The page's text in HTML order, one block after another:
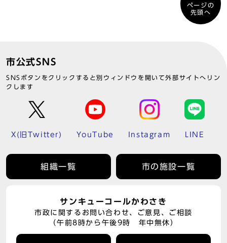
ページの
先頭へ
市公式SNS
SNSボタンをクリックすると別ウィンドウを開いて外部サイトへリン
クします
X(旧Twitter) YouTube Instagram LINE
組織一覧 市の施設一覧
サンキューコールかわさき
市政に関するお問い合わせ、ご意見、ご相談
（午前8時から午後9時 年中無休）